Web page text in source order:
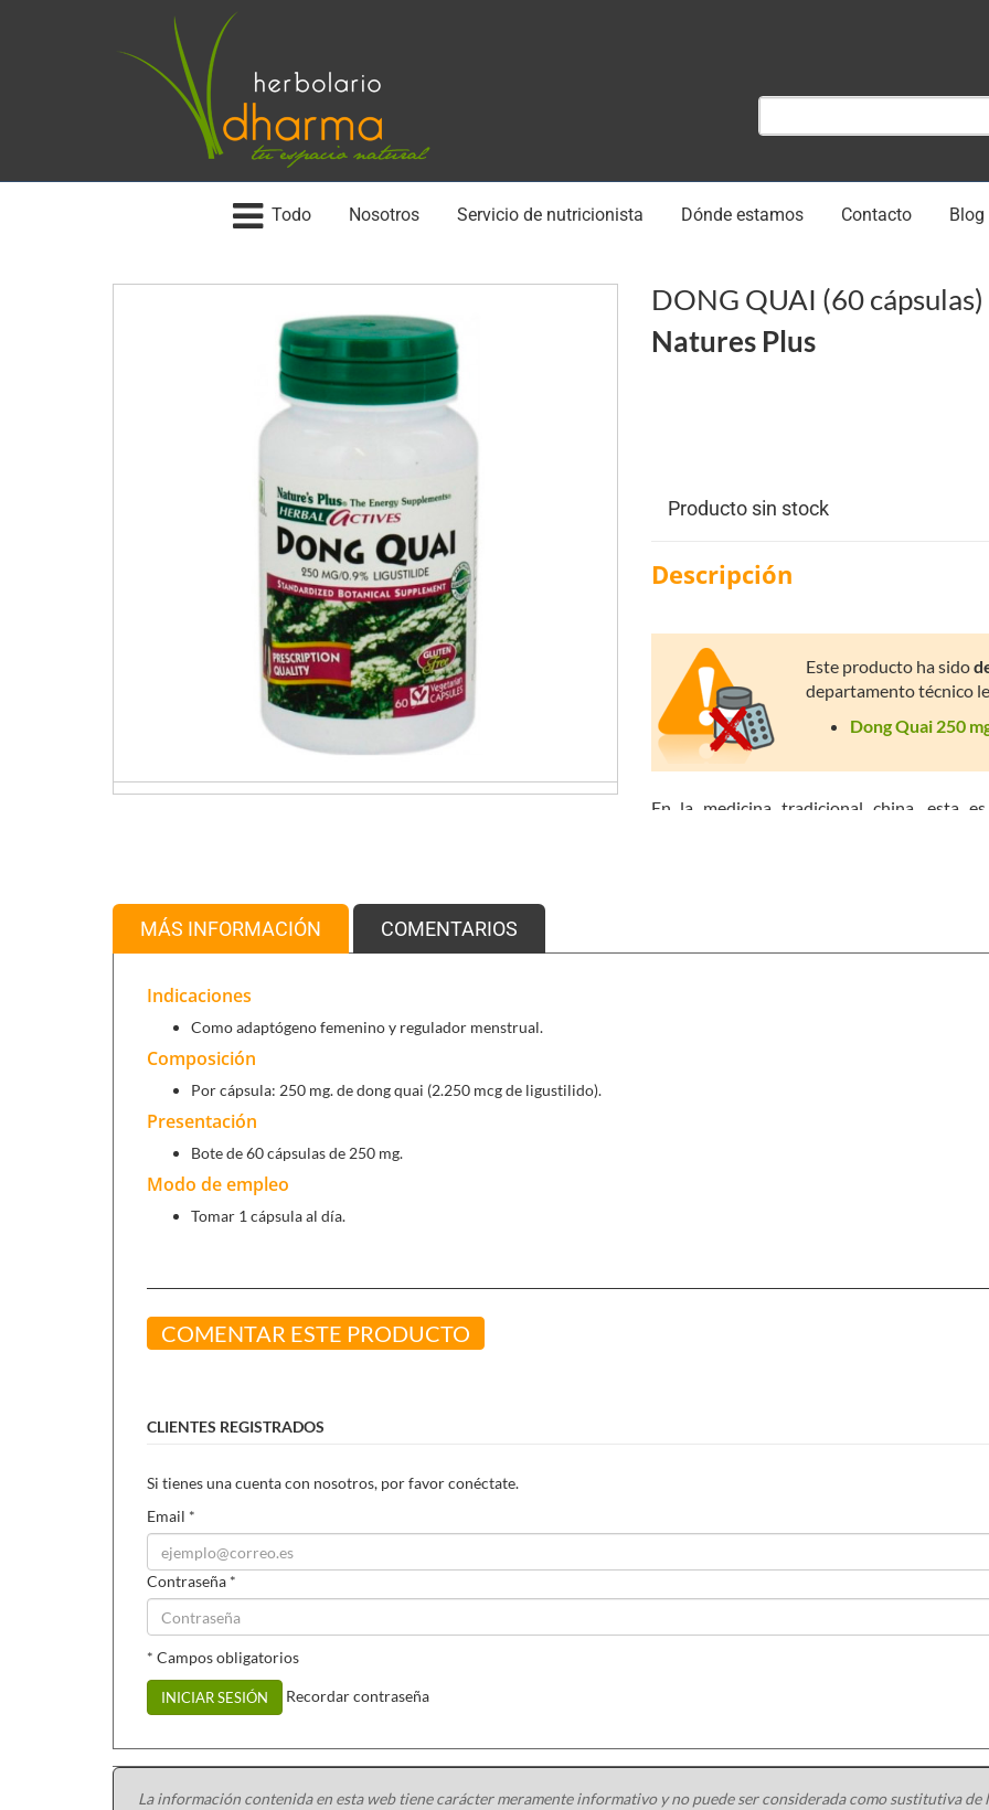
Todo Nosotros Servicio de nutricionista Dónde estamos Contacto Blog
DONG QUAI (60 cápsulas)
Natures Plus
Producto sin stock
Descripción
Este producto ha sido
departamento técnico
Dong Quai 250
En la medicina tradicional china, esta
condiciones femeninas. Por ello, es
mundo, con el objeto de regularizar la
alumbramiento y fatiga /bajas energías.
MÁS INFORMACIÓN COMENTARIOS
Indicaciones
Como adaptógeno femenino y regulador menstrual.
Composición
Por cápsula: 250 mg. de dong quai (2.250 mcg de ligustilido).
Presentación
Bote de 60 cápsulas de 250 mg.
Modo de empleo
Tomar 1 cápsula al día.
COMENTAR ESTE PRODUCTO
CLIENTES REGISTRADOS
Si tienes una cuenta con nosotros, por favor conéctate.
Email *
Contraseña *
* Campos obligatorios
INICIAR SESIÓN Recordar contraseña
La información contenida en esta web tiene carácter meramente informativo y no puede ser considerada como sustitutiva